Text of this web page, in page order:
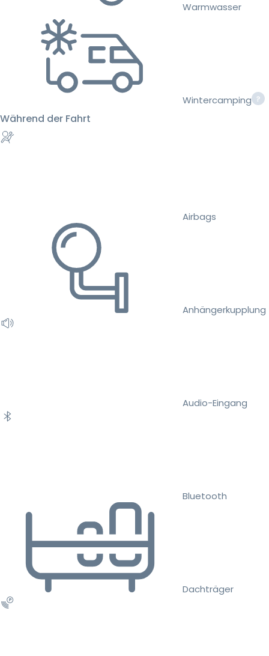
Warmwasser
Wintercamping
Während der Fahrt
Airbags
Anhängerkupplung
Audio-Eingang
Bluetooth
Dachträger